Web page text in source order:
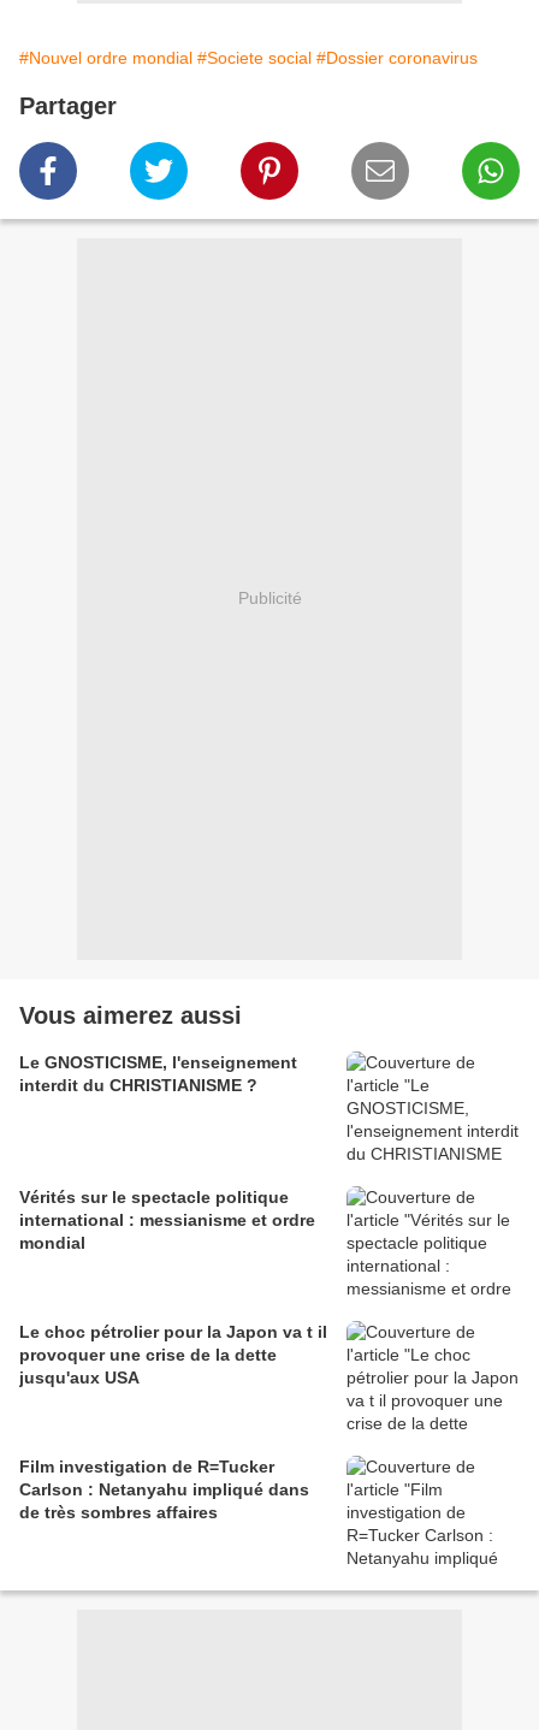
#Nouvel ordre mondial #Societe social #Dossier coronavirus
Partager
Publicité
Vous aimerez aussi
Le GNOSTICISME, l'enseignement
interdit du CHRISTIANISME ?
Vérités sur le spectacle politique
international : messianisme et ordre
mondial
Le choc pétrolier pour la Japon va t il
provoquer une crise de la dette
jusqu'aux USA
Film investigation de R=Tucker
Carlson : Netanyahu impliqué dans
de très sombres affaires